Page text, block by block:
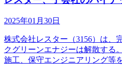
2025年01月30日
株式会社レスター（3156）は、
クグリーンエナジーは解散する
施工、保守エンジニアリング等